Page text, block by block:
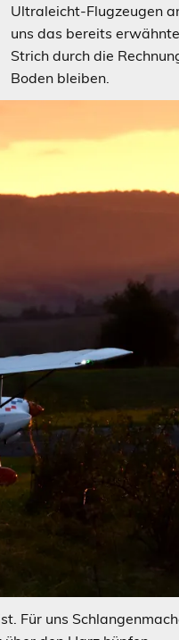
Ultraleicht-Flugzeugen
uns das bereits
Strich durch die
Boden bleiben.
Für uns